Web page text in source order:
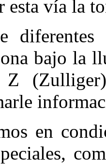
vía la
bajo la
Z
en